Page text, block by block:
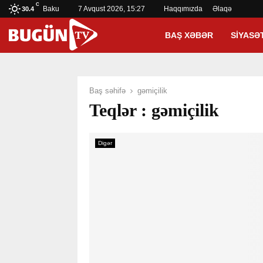
30.4
C
Baku 7 Avqust 2026, 15:27 Haqqımızda Əlaqə
BAŞ XƏBƏR
Baş səhifə gəmiçilik
Teqlər : gəmiçilik
Digər